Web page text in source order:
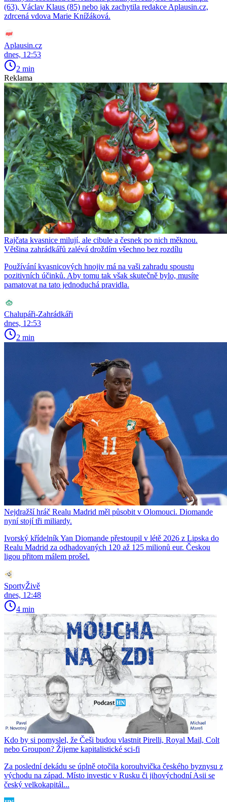
(63), Václav Klaus (85) nebo jak zachytila redakce Aplausin.cz,
zdrcená vdova Marie Knížáková.
Aplausin.cz
dnes, 12:53
2 min
Reklama
Rajčata kvasnice milují, ale cibule a česnek po nich měknou.
Většina zahrádkářů zalévá droždím všechno bez rozdílu
Používání kvasnicových hnojiv má na vaši zahradu spoustu
pozitivních účinků. Aby tomu tak však skutečně bylo, musíte
pamatovat na tato jednoduchá pravidla.
Chalupáři-Zahrádkáři
dnes, 12:53
2 min
Nejdražší hráč Realu Madrid měl působit v Olomouci. Diomande
nyní stojí tři miliardy.
Ivorský křídelník Yan Diomande přestoupil v létě 2026 z Lipska do
Realu Madrid za odhadovaných 120 až 125 milionů eur. Českou
ligou přitom málem prošel.
SportyŽivě
dnes, 12:48
4 min
Kdo by si pomyslel, že Češi budou vlastnit Pirelli, Royal Mail, Colt
nebo Groupon? Žijeme kapitalistické sci-fi
Za poslední dekádu se úplně otočila korouhvička českého byznysu z
východu na západ. Místo investic v Rusku či jihovýchodní Asii se
český velkokapitál...